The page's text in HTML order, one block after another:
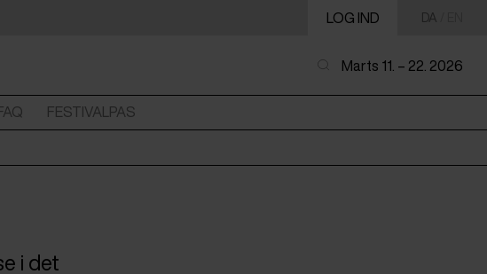
LOG IND DA
Marts 11. – 22. 2026
FESTIVALPAS
i det